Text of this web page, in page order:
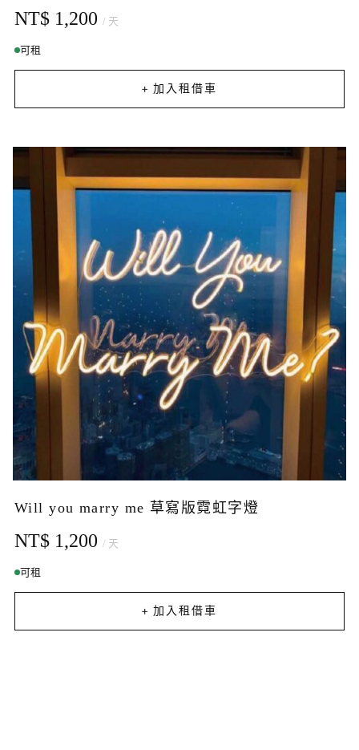
NT$ 1,200 / 天
可租
+ 加入租借車
Will you marry me 草寫版霓虹字燈
NT$ 1,200 / 天
可租
+ 加入租借車